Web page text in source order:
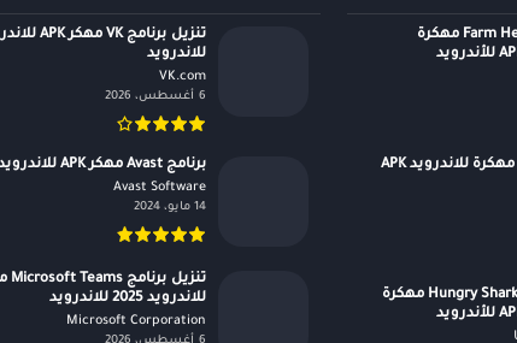
للاندرويد
VK.com‏
6 أغسطس، 2026
برنامج Avast مهكر APK للاندرويد 2025
Avast Software‏
14 مايو، 2024
للاندرويد 2025 للاندرويد
Microsoft Corporation‏
تنزيل لعبه Farm Heroes Saga مهكرة
تنزيل لعبه ببجي لايت مهكرة للاندرويد APK
تنزيل لعبه Hungry Shark Evolution مهكرة